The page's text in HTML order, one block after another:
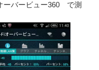
ーバービュー360 で測